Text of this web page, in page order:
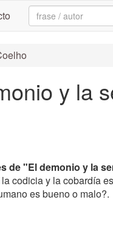
Search:
y la
de "El demonio y la
codicia y la cobardía
es bueno o malo?.